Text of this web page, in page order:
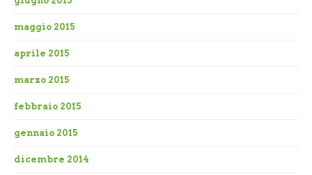
maggio 2015
aprile 2015
marzo 2015
febbraio 2015
gennaio 2015
dicembre 2014